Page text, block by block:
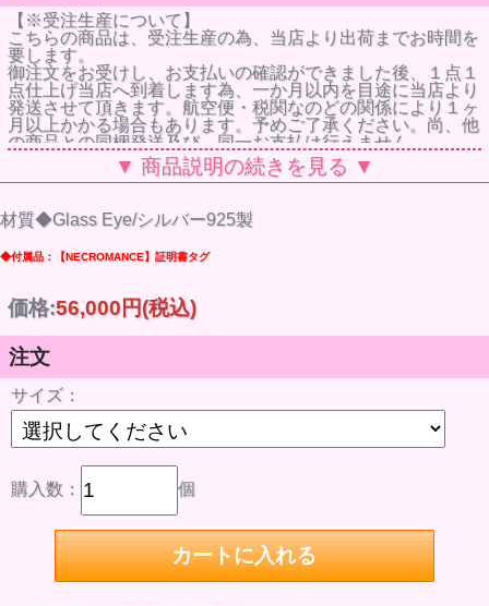
【※受注生産について】
こちらの商品は、受注生産の為、当店より出荷までお時間を
要します。
御注文をお受けし、お支払いの確認ができました後、１点１
点仕上げ当店へ到着します為、一か月以内を目途に当店より
発送させて頂きます。航空便・税関なのどの関係により１ヶ
月以上かかる場合もあります。予めご了承ください。尚、他
の商品との同梱発送及び、同一お支払は行えません。
ネクロマンス NECROMANCEの【義眼リング】シリーズ!!
眼リング】
とても特別で貴重なガラス製のグラスアイを使用してる為、
グラスアイの御用意できた時のみ受注をお受けできる商品と
なります。
玉商品です！！
◆1年以上長期未入荷や、グラスアイの入荷が無くなると廃盤になる場合もございます。予めご
了承ください。
◆表示のサイズ以外を御希望の場合は、事前にお問い合わせ欄よりお問い合わせください。
▼ 商品説明の続きを見る ▼
材質◆Glass Eye/シルバー925製
◆付属品：【NECROMANCE】証明書タグ
価格:56,000円(税込)
注文
サイズ：
購入数： 個